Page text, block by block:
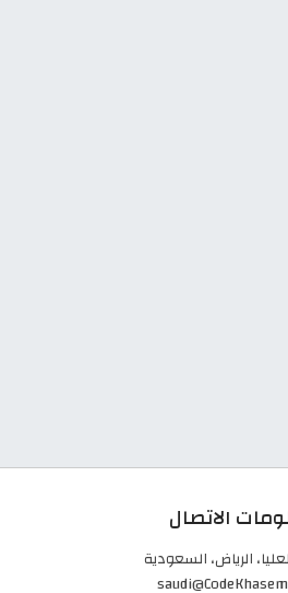
الاتصال
الرياض، السعودية